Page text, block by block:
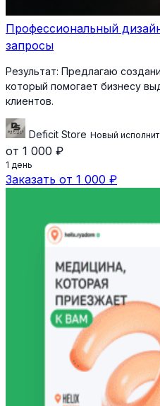
Профессиональный
запросы
Результат: Предлагаю
который помогает бизнесу
клиентов.
Deficit Store Новый
от 1 000 ₽
1 день
Заказать от 1 000 ₽